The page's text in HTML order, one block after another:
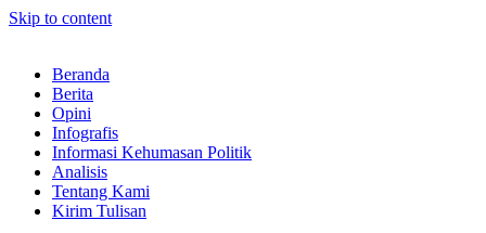
Skip to content
Beranda
Berita
Opini
Infografis
Informasi Kehumasan Politik
Analisis
Tentang Kami
Kirim Tulisan